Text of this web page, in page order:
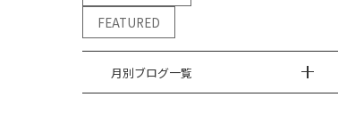
FEATURED
月別ブログ一覧